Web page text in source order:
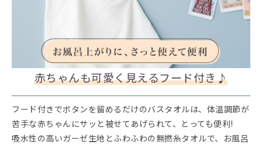
赤ちゃんも可愛く見えるフード付き♪
フード付きでボタンを留めるだけのバスタオルは、体温調節が
苦手な赤ちゃんにサッと被せてあげられて、とっても便利!
吸水性の高いガーゼ生地とふわふわの無撚糸タオルで、お風呂